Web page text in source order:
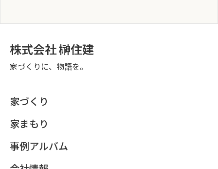
株式会社 榊住建
家づくりに、物語を。
家づくり
家まもり
事例アルバム